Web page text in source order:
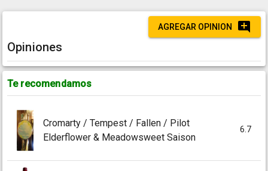
AGREGAR OPINION
Opiniones
Te recomendamos
Cromarty / Tempest / Fallen / Pilot
Elderflower & Meadowsweet Saison
6.7